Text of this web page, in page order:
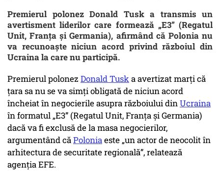
Premierul polonez Donald Tusk a transmis un
avertisment liderilor care formează „E3” (Regatul
Unit, Franţa şi Germania), afirmând că Polonia nu
va recunoaşte niciun acord privind războiul din
Ucraina la care nu participă.
Premierul polonez Donald Tuska avertizat marţi că
ţara sa nu se va simţi obligată de niciun acord
încheiat în negocierile asupra războiului dinUcraina
în formatul „E3” (Regatul Unit, Franţa şi Germania)
dacă va fi exclusă de la masa negocierilor,
argumentând căPoloniaeste „un actor de neocolit în
arhitectura de securitate regională”, relatează
agenţia EFE.